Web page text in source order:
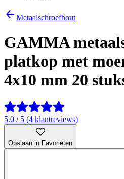
Metaalschroefbout
GAMMA
platkop met
4x10 mm 20
5.0 / 5 (4 klantreviews)
Opslaan in Favorieten